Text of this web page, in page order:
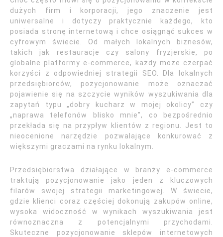
dużych firm i korporacji, jego znaczenie jest
uniwersalne i dotyczy praktycznie każdego, kto
posiada stronę internetową i chce osiągnąć sukces w
cyfrowym świecie. Od małych lokalnych biznesów,
takich jak restauracje czy salony fryzjerskie, po
globalne platformy e-commerce, każdy może czerpać
korzyści z odpowiedniej strategii SEO. Dla lokalnych
przedsiębiorców, pozycjonowanie może oznaczać
pojawienie się na szczycie wyników wyszukiwania dla
zapytań typu „dobry kucharz w mojej okolicy” czy
„naprawa telefonów blisko mnie”, co bezpośrednio
przekłada się na przypływ klientów z regionu. Jest to
nieocenione narzędzie pozwalające konkurować z
większymi graczami na rynku lokalnym.
Przedsiębiorstwa działające w branży e-commerce
traktują pozycjonowanie jako jeden z kluczowych
filarów swojej strategii marketingowej. W świecie,
gdzie klienci coraz częściej dokonują zakupów online,
wysoka widoczność w wynikach wyszukiwania jest
równoznaczna z potencjalnymi przychodami.
Skuteczne pozycjonowanie sklepów internetowych